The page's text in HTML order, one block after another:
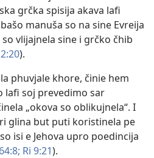
grčka spisija akava lafi
manuša so na sine Evreija
vlijajnela sine i grčko čhib
).
phuvjale khore, činie hem
lafi soj prevedimo sar
„okova so oblikujnela“. I
glina but puti koristinela pe
isi e Jehova upro poedincija
Ri 9:21).